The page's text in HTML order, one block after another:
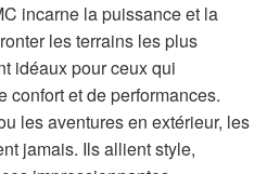
incarne la puissance et la
les terrains les plus
idéaux pour ceux qui
confort et de performances.
les aventures en extérieur, les
jamais. Ils allient style,